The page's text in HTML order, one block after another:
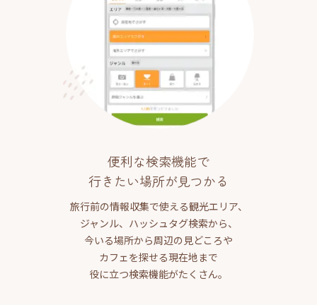
便利な検索機能で
行きたい場所が見つかる
旅行前の情報収集で使える観光エリア、
ジャンル、ハッシュタグ検索から、
今いる場所から周辺の見どころや
カフェを探せる現在地まで
役に立つ検索機能がたくさん。